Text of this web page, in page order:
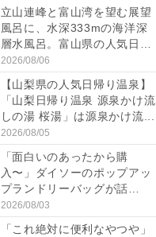
立山連峰と富山湾を望む展望
風呂に、水深333mの海洋深
層水風呂。富山県の人気日
帰...
2026/08/06
【山梨県の人気日帰り温泉】
「山梨日帰り温泉 源泉かけ流
しの湯 桜湯」は源泉かけ流...
2026/08/05
「面白いのあったから購
入〜」ダイソーのポップアッ
プランドリーバッグが話
題。“さま...
2026/08/03
「これ絶対に便利なやつや」